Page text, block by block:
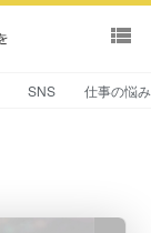
view_list
SNS 仕事の悩